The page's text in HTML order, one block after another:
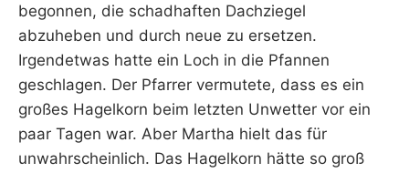
begonnen, die schadhaften Dachziegel
abzuheben und durch neue zu ersetzen.
Irgendetwas hatte ein Loch in die Pfannen
geschlagen. Der Pfarrer vermutete, dass es ein
großes Hagelkorn beim letzten Unwetter vor ein
paar Tagen war. Aber Martha hielt das für
unwahrscheinlich. Das Hagelkorn hätte so groß